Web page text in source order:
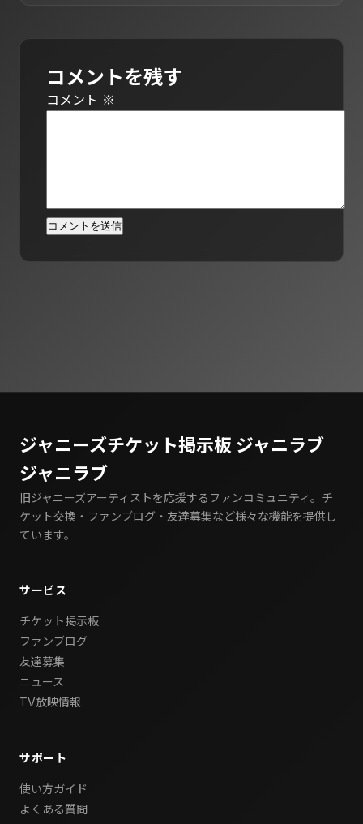
コメントを残す
コメント ※
ジャニーズチケット掲示板 ジャニラブ
ジャニラブ
旧ジャニーズアーティストを応援するファンコミュニティ。チ
ケット交換・ファンブログ・友達募集など様々な機能を提供し
ています。
サービス
チケット掲示板
ファンブログ
友達募集
ニュース
TV放映情報
サポート
使い方ガイド
よくある質問